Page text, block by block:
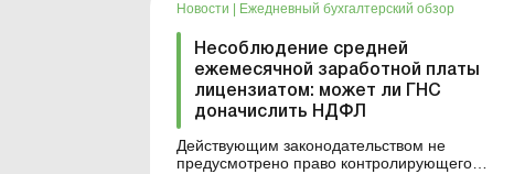
Новости Ежедневный бухгалтерский обзор
Несоблюдение средней
ежемесячной заработной платы
лицензиатом: может ли ГНС
доначислить НДФЛ
Действующим законодательством не
предусмотрено право контролирующего